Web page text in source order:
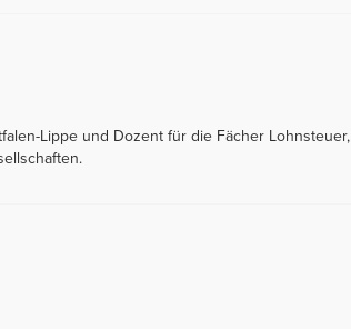
Lippe und Dozent für die Fächer Lohnsteuer,